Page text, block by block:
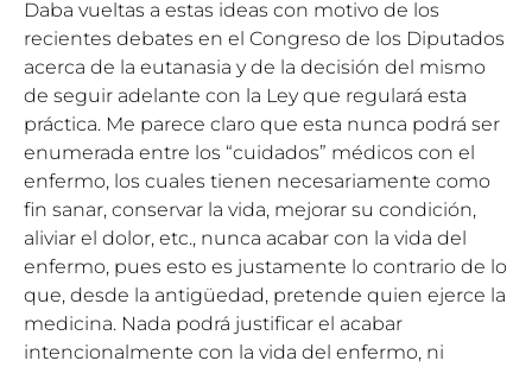
Daba vueltas a estas ideas con motivo de los
recientes debates en el Congreso de los Diputados
acerca de la eutanasia y de la decisión del mismo
de seguir adelante con la Ley que regulará esta
práctica. Me parece claro que esta nunca podrá ser
enumerada entre los “cuidados” médicos con el
enfermo, los cuales tienen necesariamente como
fin sanar, conservar la vida, mejorar su condición,
aliviar el dolor, etc., nunca acabar con la vida del
enfermo, pues esto es justamente lo contrario de lo
que, desde la antigüedad, pretende quien ejerce la
medicina. Nada podrá justificar el acabar
intencionalmente con la vida del enfermo, ni